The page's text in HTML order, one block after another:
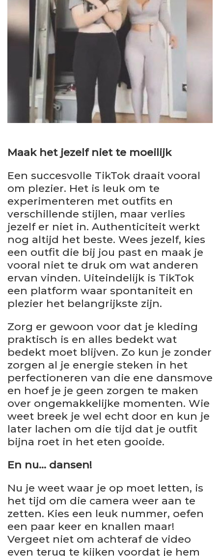
Maak het jezelf niet te moeilijk
Een succesvolle TikTok draait vooral
om plezier. Het is leuk om te
experimenteren met outfits en
verschillende stijlen, maar verlies
jezelf er niet in. Authenticiteit werkt
nog altijd het beste. Wees jezelf, kies
een outfit die bij jou past en maak je
vooral niet te druk om wat anderen
ervan vinden. Uiteindelijk is TikTok
een platform waar spontaniteit en
plezier het belangrijkste zijn.
Zorg er gewoon voor dat je kleding
praktisch is en alles bedekt wat
bedekt moet blijven. Zo kun je zonder
zorgen al je energie steken in het
perfectioneren van die ene dansmove
en hoef je je geen zorgen te maken
over ongemakkelijke momenten. Wie
weet breek je wel echt door en kun je
later lachen om die tijd dat je outfit
bijna roet in het eten gooide.
En nu… dansen!
Nu je weet waar je op moet letten, is
het tijd om die camera weer aan te
zetten. Kies een leuk nummer, oefen
een paar keer en knallen maar!
Vergeet niet om achteraf de video
even terug te kijken voordat je hem